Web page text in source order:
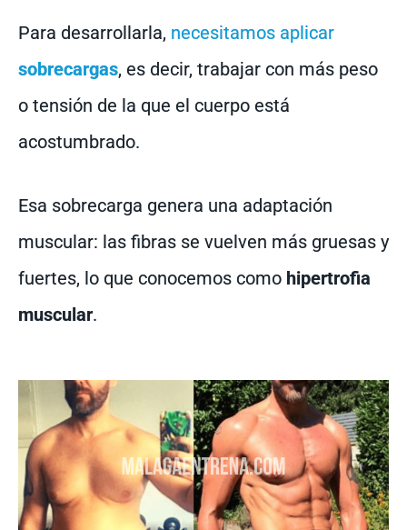
Para desarrollarla, necesitamos aplicar
sobrecargas, es decir, trabajar con más peso
o tensión de la que el cuerpo está
acostumbrado.
Esa sobrecarga genera una adaptación
muscular: las fibras se vuelven más gruesas y
fuertes, lo que conocemos como hipertrofia
muscular.